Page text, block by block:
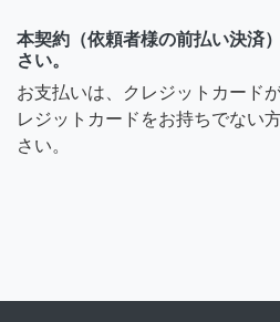
本契約（依頼者様の前払い決済
さい。
お支払いは、クレジットカード
レジットカードをお持ちでない
さい。